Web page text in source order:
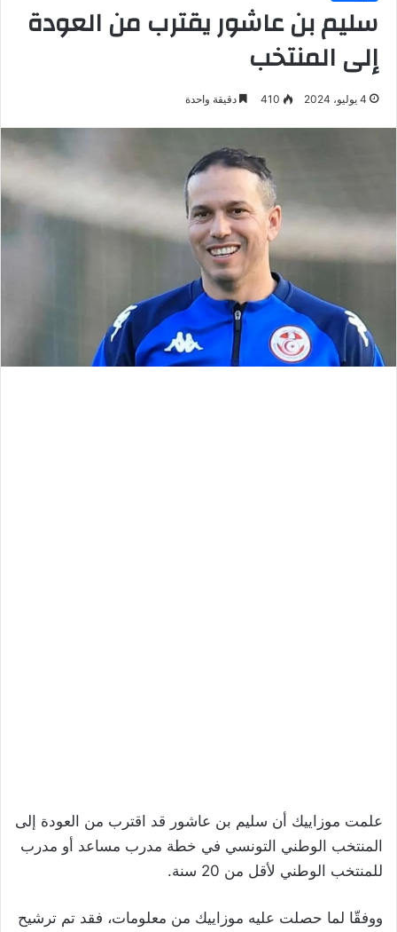
سليم بن عاشور يقترب من العودة
إلى المنتخب
4 يوليو، 2024 410 دقيقة واحدة
علمت موزاييك أن سليم بن عاشور قد اقترب من العودة إلى
المنتخب الوطني التونسي في خطة مدرب مساعد أو مدرب
للمنتخب الوطني لأقل من 20 سنة.
ووفقّا لما حصلت عليه موزاييك من معلومات، فقد تم ترشيح